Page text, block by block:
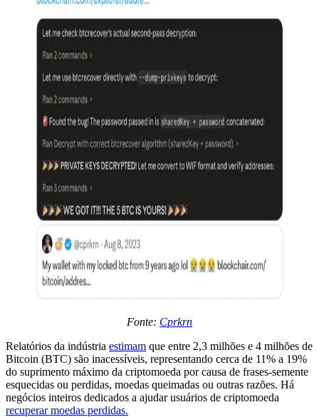
Fonte: Cprkrn
Relatórios da indústria estimam que entre 2,3 milhões e 4 milhões de
Bitcoin (BTC) são inacessíveis, representando cerca de 11% a 19%
do suprimento máximo da criptomoeda por causa de frases-semente
esquecidas ou perdidas, moedas queimadas ou outras razões. Há
negócios inteiros dedicados a ajudar usuários de criptomoeda
recuperar moedas perdidas.